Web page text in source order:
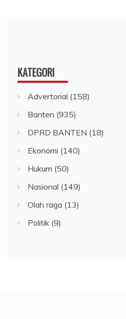
KATEGORI
Advertorial (158)
Banten (935)
DPRD BANTEN (18)
Ekonomi (140)
Hukum (50)
Nasional (149)
Olah raga (13)
Politik (9)